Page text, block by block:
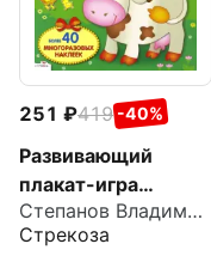
251 419 -40%
Развивающий
плакат-игра
"Домашние
животные"
Степанов Владимир Александрович
Стрекоза